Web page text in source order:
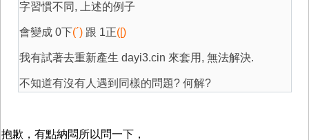
字習慣不同, 上述的例子
會變成 0下(´)跟 1正([)
我有試著去重新產生 dayi3.cin 來套用, 無法解決.
不知道有沒有人遇到同樣的問題? 何解?
抱歉，有點納悶所以問一下，